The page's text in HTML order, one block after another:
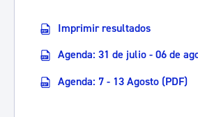
Imprimir resultados
Agenda: 31 de julio - 06 de
Agenda: 7 - 13 Agosto (PDF)